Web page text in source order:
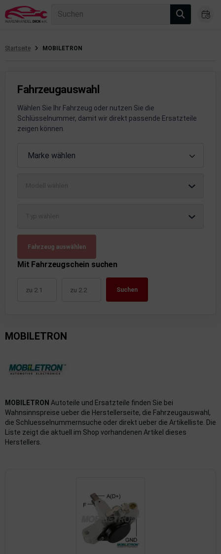
Suchen
Startseite MOBILETRON
Fahrzeugauswahl
Wählen Sie Ihr Fahrzeug oder nutzen Sie die
Schlüsselnummer, damit wir direkt passende Ersatzteile
zeigen können.
Marke wählen
Fahrzeug auswählen
Mit Fahrzeugschein suchen
Suchen
MOBILETRON
MOBILETRON Autoteile und Ersatzteile finden Sie bei
Wahnsinnspreise ueber die Herstellerseite, die Fahrzeugauswahl,
die Schluesselnummernsuche oder direkt ueber die Artikelliste. Die
Liste zeigt die aktuell im Shop vorhandenen Artikel dieses
Herstellers.
Anbauteile
Dämpfung
Lüftung